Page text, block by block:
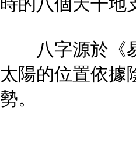
八字源於《易
太陽的位置依據
勢。